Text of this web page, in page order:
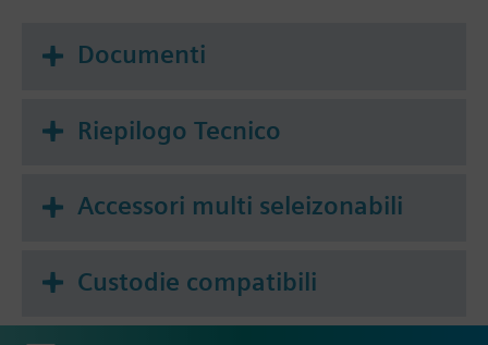
Documenti
Riepilogo Tecnico
Accessori multi seleizonabili
Custodie compatibili